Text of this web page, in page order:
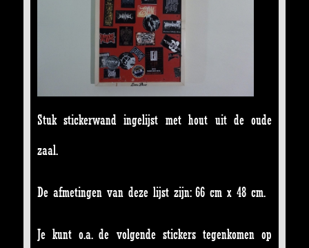
Stuk stickerwand ingelijst met hout uit de oude
zaal.
De afmetingen van deze lijst zijn: 66 cm x 48 cm.
Je kunt o.a. de volgende stickers tegenkomen op